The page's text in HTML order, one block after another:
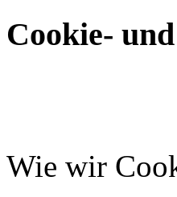
Cookie-
Wie wir